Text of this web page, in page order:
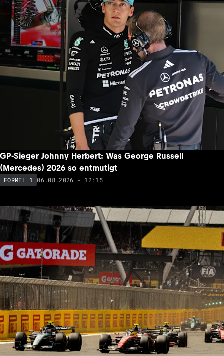
GP-Sieger Johnny Herbert: Was George Russell
(Mercedes) 2026 so entmutigt
FORMEL 1 06.08.2026 - 12:15